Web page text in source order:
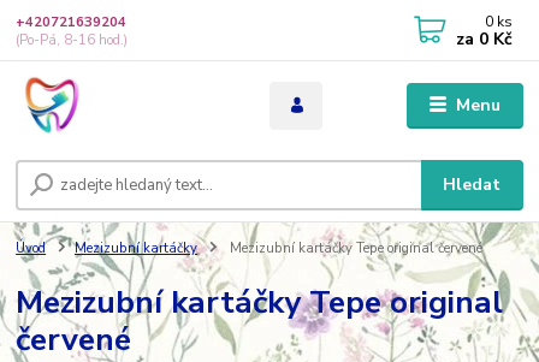
Menu
Hledat
+420721639204
(Po-Pá, 8-16 hod.)
0 ks
za 0 Kč
Úvod Mezizubní kartáčky Mezizubní kartáčky Tepe original červené
Mezizubní kartáčky Tepe original
červené